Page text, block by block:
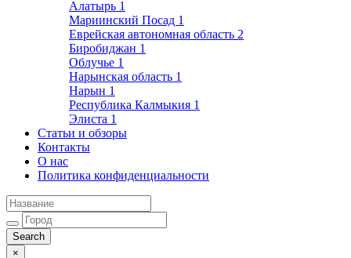
Алатырь 1
Мариинский Посад 1
Еврейская автономная область 2
Биробиджан 1
Облучье 1
Нарынская область 1
Нарын 1
Республика Калмыкия 1
Элиста 1
Статьи и обзоры
Контакты
О нас
Политика конфиденциальности
×